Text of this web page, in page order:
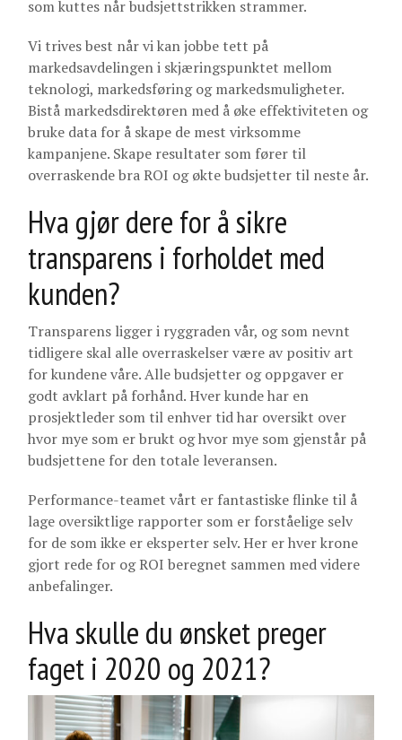
som kuttes når budsjettstrikken strammer.
Vi trives best når vi kan jobbe tett på
markedsavdelingen i skjæringspunktet mellom
teknologi, markedsføring og markedsmuligheter.
Bistå markedsdirektøren med å øke effektiviteten og
bruke data for å skape de mest virksomme
kampanjene. Skape resultater som fører til
overraskende bra ROI og økte budsjetter til neste år.
Hva gjør dere for å sikre
transparens i forholdet med
kunden?
Transparens ligger i ryggraden vår, og som nevnt
tidligere skal alle overraskelser være av positiv art
for kundene våre. Alle budsjetter og oppgaver er
godt avklart på forhånd. Hver kunde har en
prosjektleder som til enhver tid har oversikt over
hvor mye som er brukt og hvor mye som gjenstår på
budsjettene for den totale leveransen.
Performance-teamet vårt er fantastiske flinke til å
lage oversiktlige rapporter som er forståelige selv
for de som ikke er eksperter selv. Her er hver krone
gjort rede for og ROI beregnet sammen med videre
anbefalinger.
Hva skulle du ønsket preger
faget i 2020 og 2021?